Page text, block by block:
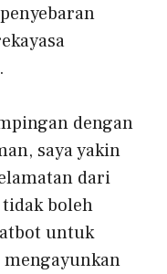
dengan
saya yakin
dari
boleh
untuk